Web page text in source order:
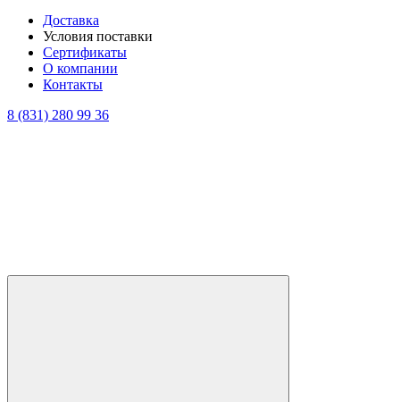
Доставка
Условия поставки
Сертификаты
О компании
Контакты
8 (831) 280 99 36